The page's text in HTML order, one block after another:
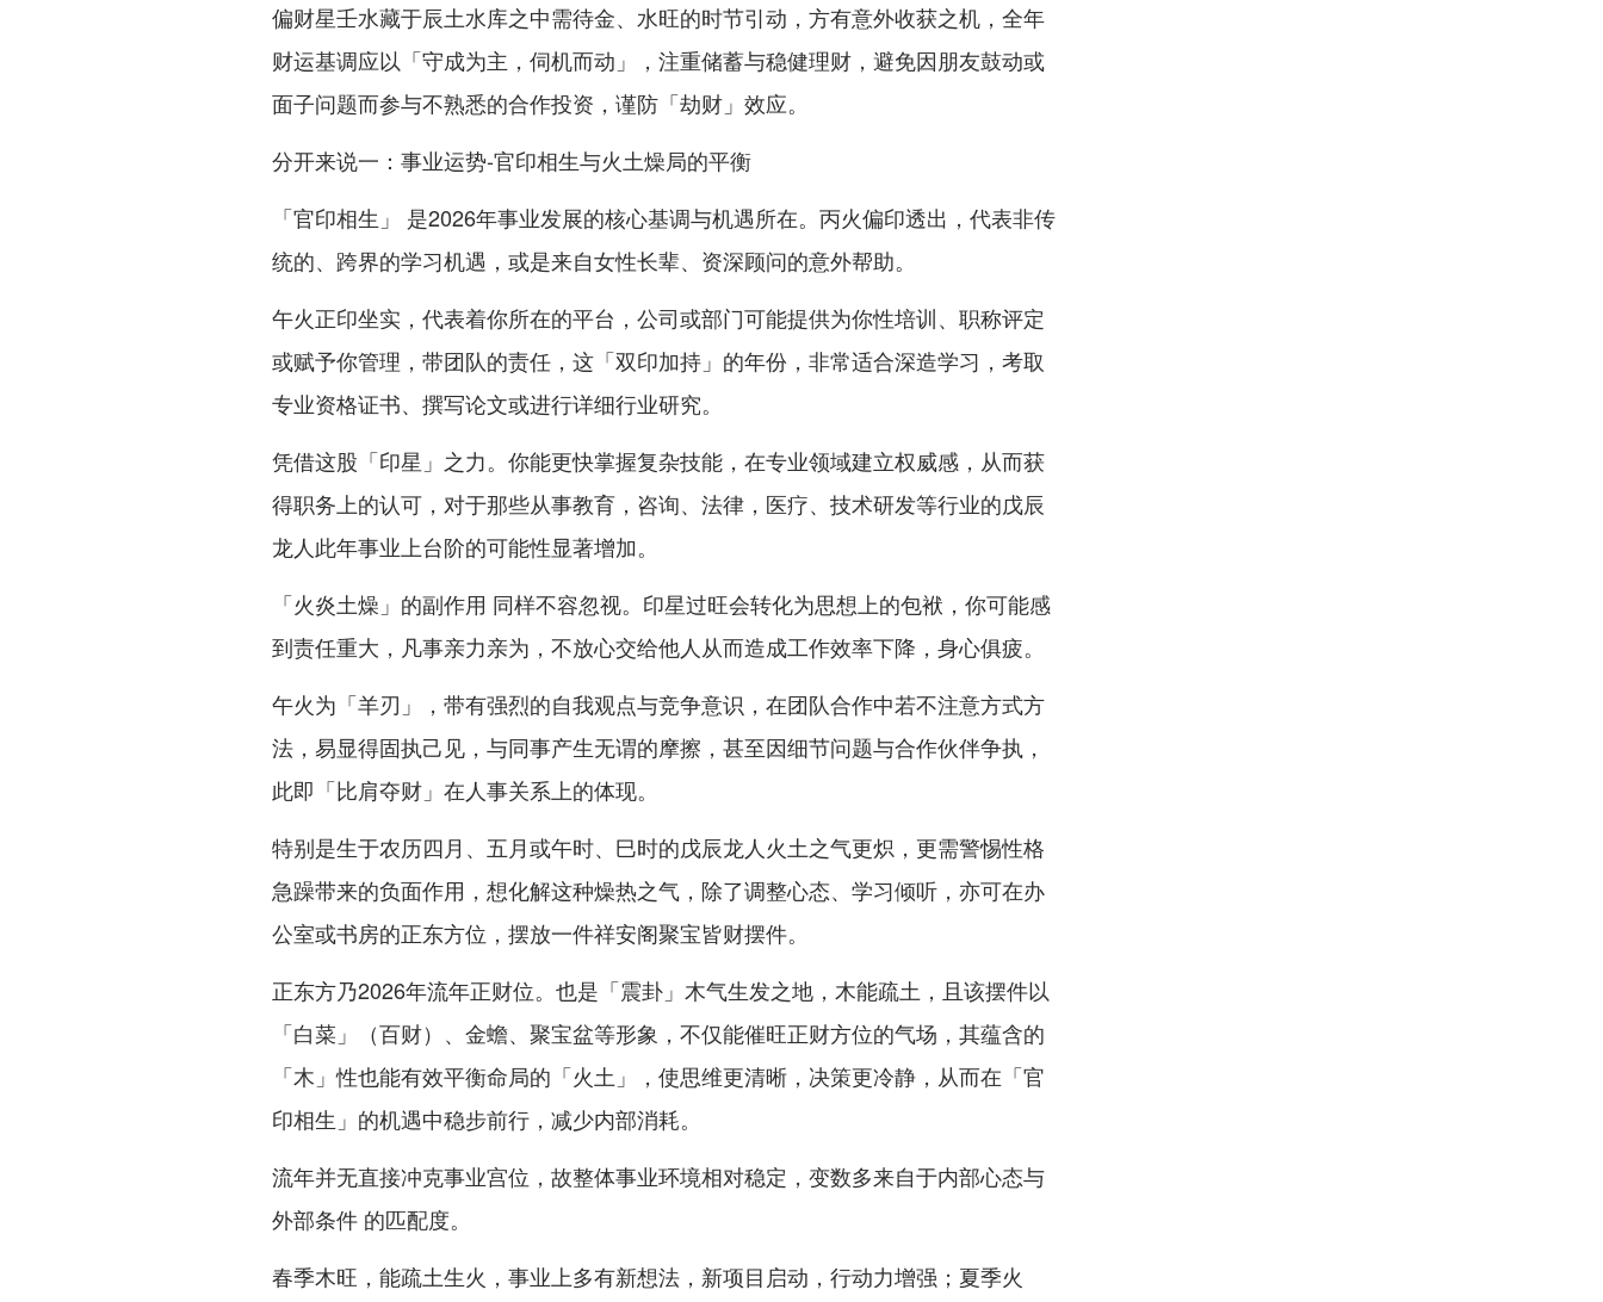
偏财星壬水藏于辰土水库之中需待金、水旺的时节引动，方有意外收获之机，全年
财运基调应以「守成为主，伺机而动」，注重储蓄与稳健理财，避免因朋友鼓动或
面子问题而参与不熟悉的合作投资，谨防「劫财」效应。
分开来说一：事业运势-官印相生与火土燥局的平衡
「官印相生」 是2026年事业发展的核心基调与机遇所在。丙火偏印透出，代表非传
统的、跨界的学习机遇，或是来自女性长辈、资深顾问的意外帮助。
午火正印坐实，代表着你所在的平台，公司或部门可能提供为你性培训、职称评定
或赋予你管理，带团队的责任，这「双印加持」的年份，非常适合深造学习，考取
专业资格证书、撰写论文或进行详细行业研究。
凭借这股「印星」之力。你能更快掌握复杂技能，在专业领域建立权威感，从而获
得职务上的认可，对于那些从事教育，咨询、法律，医疗、技术研发等行业的戊辰
龙人此年事业上台阶的可能性显著增加。
「火炎土燥」的副作用 同样不容忽视。印星过旺会转化为思想上的包袱，你可能感
到责任重大，凡事亲力亲为，不放心交给他人从而造成工作效率下降，身心俱疲。
午火为「羊刃」，带有强烈的自我观点与竞争意识，在团队合作中若不注意方式方
法，易显得固执己见，与同事产生无谓的摩擦，甚至因细节问题与合作伙伴争执，
此即「比肩夺财」在人事关系上的体现。
特别是生于农历四月、五月或午时、巳时的戊辰龙人火土之气更炽，更需警惕性格
急躁带来的负面作用，想化解这种燥热之气，除了调整心态、学习倾听，亦可在办
公室或书房的正东方位，摆放一件祥安阁聚宝皆财摆件。
正东方乃2026年流年正财位。也是「震卦」木气生发之地，木能疏土，且该摆件以
「白菜」（百财）、金蟾、聚宝盆等形象，不仅能催旺正财方位的气场，其蕴含的
「木」性也能有效平衡命局的「火土」，使思维更清晰，决策更冷静，从而在「官
印相生」的机遇中稳步前行，减少内部消耗。
流年并无直接冲克事业宫位，故整体事业环境相对稳定，变数多来自于内部心态与
外部条件 的匹配度。
春季木旺，能疏土生火，事业上多有新想法，新项目启动，行动力增强；夏季火